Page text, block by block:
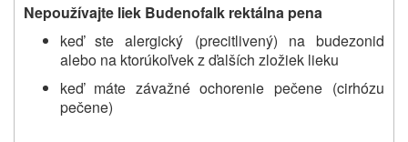
Nepoužívajte liek Budenofalk rektálna pena
keď ste alergický (precitlivený) na budezonid
alebo na ktorúkoľvek z ďalších zložiek lieku
keď máte závažné ochorenie pečene (cirhózu
pečene)